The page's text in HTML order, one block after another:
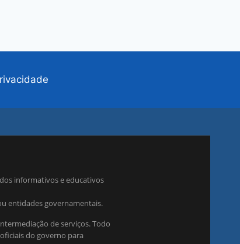
informativos e educativos
entidades governamentais.
de serviços. Todo
do governo para